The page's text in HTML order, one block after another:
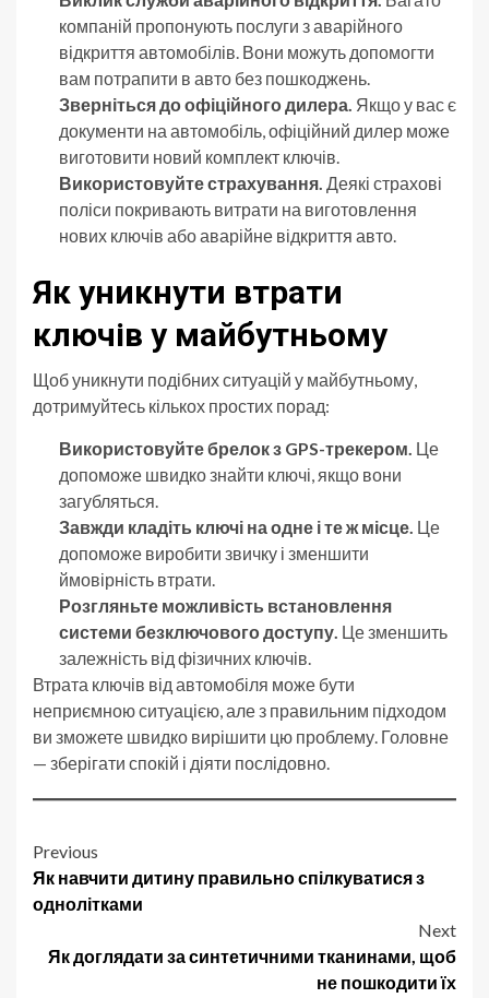
компаній пропонують послуги з аварійного
відкриття автомобілів. Вони можуть допомогти
вам потрапити в авто без пошкоджень.
Зверніться до офіційного дилера. Якщо у вас є
документи на автомобіль, офіційний дилер може
виготовити новий комплект ключів.
Використовуйте страхування. Деякі страхові
поліси покривають витрати на виготовлення
нових ключів або аварійне відкриття авто.
Як уникнути втрати
ключів у майбутньому
Щоб уникнути подібних ситуацій у майбутньому,
дотримуйтесь кількох простих порад:
Використовуйте брелок з GPS-трекером. Це
допоможе швидко знайти ключі, якщо вони
загубляться.
Завжди кладіть ключі на одне і те ж місце. Це
допоможе виробити звичку і зменшити
ймовірність втрати.
Розгляньте можливість встановлення
системи безключового доступу. Це зменшить
залежність від фізичних ключів.
Втрата ключів від автомобіля може бути
неприємною ситуацією, але з правильним підходом
ви зможете швидко вирішити цю проблему. Головне
— зберігати спокій і діяти послідовно.
Post
navigation
Previous
Як навчити дитину правильно спілкуватися з
однолітками
Next
Як доглядати за синтетичними тканинами, щоб
не пошкодити їх